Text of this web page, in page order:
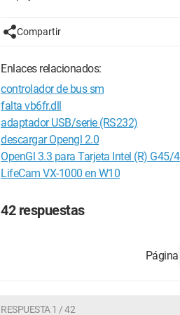
Compartir
Enlaces relacionados:
controlador de bus sm
falta vb6fr.dll
adaptador USB/serie (RS232)
descargar Opengl 2.0
OpenGl 3.3 para Tarjeta Intel (R) G45/
LifeCam VX-1000 en W10
42 respuestas
RESPUESTA 1 / 42